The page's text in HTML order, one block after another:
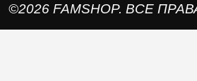
©2026 FAMSHOP. ВСЕ